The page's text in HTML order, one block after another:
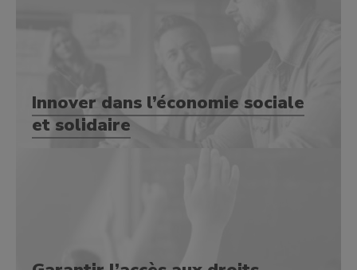
Innover dans l’économie sociale
et solidaire